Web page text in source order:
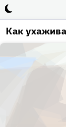
Как